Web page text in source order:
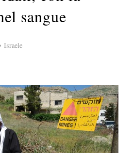
sangue
Israele